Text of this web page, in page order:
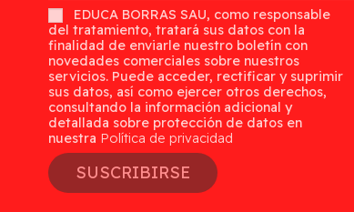
EDUCA BORRAS SAU, como responsable
del tratamiento, tratará sus datos con la
finalidad de enviarle nuestro boletín con
novedades comerciales sobre nuestros
servicios. Puede acceder, rectificar y suprimir
sus datos, así como ejercer otros derechos,
consultando la información adicional y
detallada sobre protección de datos en
nuestra Política de privacidad
SUSCRIBIRSE